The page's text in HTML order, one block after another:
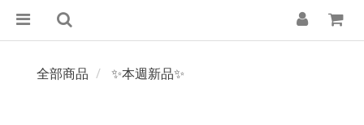
全部商品 ✨本週新品✨